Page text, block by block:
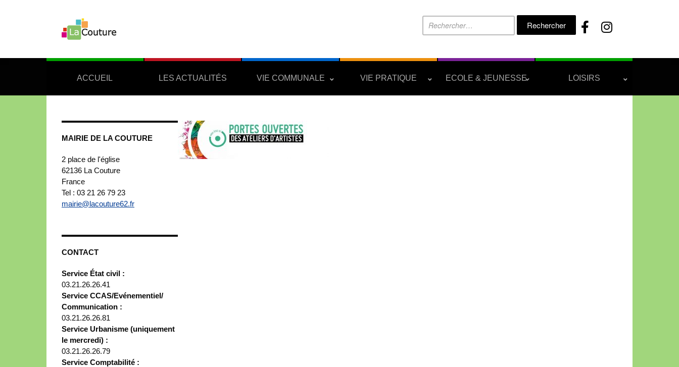
Rechercher :
ACCUEIL LES ACTUALITÉS VIE COMMUNALE VIE PRATIQUE ECOLE & JEUNESSE LOISIRS
MAIRIE DE LA COUTURE
2 place de l'église
62136 La Couture
France
Tel : 03 21 26 79 23
mairie@lacouture62.fr
CONTACT
Service État civil :
03.21.26.26.41
Service CCAS/Evénementiel/
Communication :
03.21.26.26.81
Service Urbanisme (uniquement
le mercredi) :
03.21.26.26.79
Service Comptabilité :